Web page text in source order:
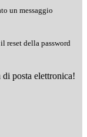
un messaggio
reset della password
posta elettronica!